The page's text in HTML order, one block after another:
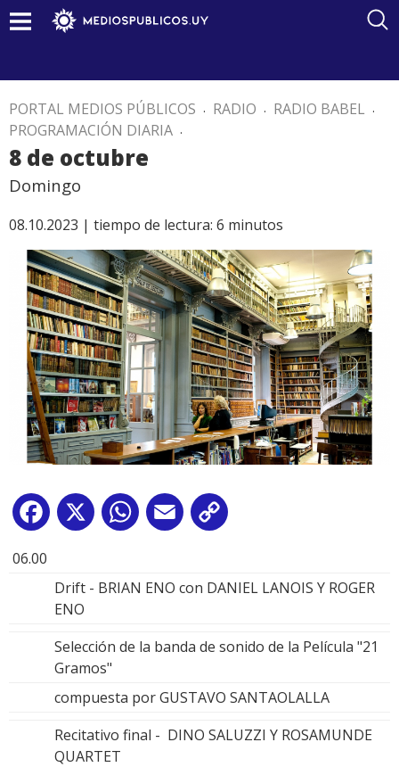
PORTAL MEDIOS PÚBLICOS . RADIO . RADIO BABEL .
PROGRAMACIÓN DIARIA .
8 de octubre
Domingo
08.10.2023 | tiempo de lectura: 6 minutos
Facebook
X WhatsApp
Email
06.00
Drift - BRIAN ENO con DANIEL LANOIS Y ROGER
ENO
Selección de la banda de sonido de la Película "21
Gramos"
compuesta por GUSTAVO SANTAOLALLA
Recitativo final - DINO SALUZZI Y ROSAMUNDE
QUARTET